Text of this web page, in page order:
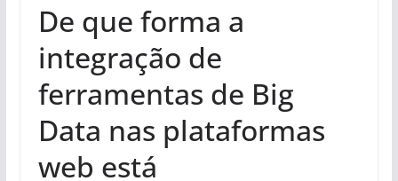
De que forma a
integração de
ferramentas de Big
Data nas plataformas
web está